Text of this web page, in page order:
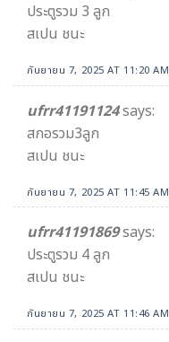
ประตูรวม 3 ลูก
สเปน ชนะ
กันยายน 7, 2025 AT 11:20 AM
ufrr41191124says:
สกอรวม3ลูก
สเปน ชนะ
กันยายน 7, 2025 AT 11:45 AM
ufrr41191869says:
ประตูรวม 4 ลูก
สเปน ชนะ
กันยายน 7, 2025 AT 11:46 AM